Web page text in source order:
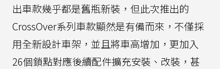
出車款幾乎都是舊瓶新裝，但此次推出的
CrossOver系列車款顯然是有備而來，不僅採
用全新設計車架，並且將車高增加，更加入
26個鎖點對應後續配件擴充安裝、改裝，甚